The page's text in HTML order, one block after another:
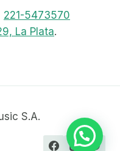
221-5473570
La Plata.
S.A.